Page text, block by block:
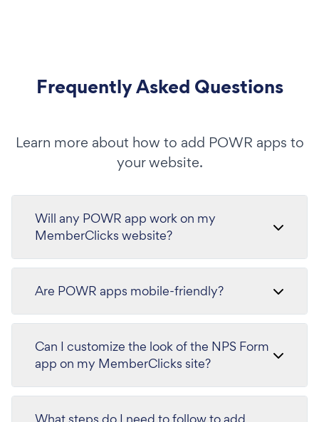
Frequently Asked Questions
Learn more about how to add POWR apps to
your website.
Will any POWR app work on my
MemberClicks website?
Are POWR apps mobile-friendly?
Can I customize the look of the NPS Form
app on my MemberClicks site?